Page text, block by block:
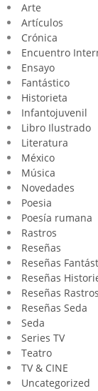
Arte
Artículos
Crónica
Encuentro
Ensayo
Fantástico
Historieta
Infantojuvenil
Libro Ilustrado
Literatura
México
Música
Novedades
Poesia
Poesía rumana
Rastros
Reseñas
Reseñas
Reseñas
Reseñas Rastros
Reseñas Seda
Seda
Series TV
Teatro
TV & CINE
Uncategorized